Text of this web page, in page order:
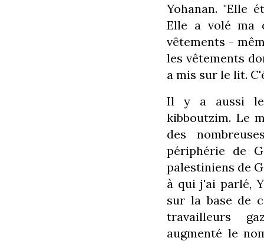
Yohanan. "Elle
Elle a volé ma
vêtements -
les vêtements
a mis sur le lit.
Il y a aussi
kibboutzim. Le
des
périphérie de
palestiniens de
à qui j'ai parlé,
sur la base de
travailleurs
augmenté le